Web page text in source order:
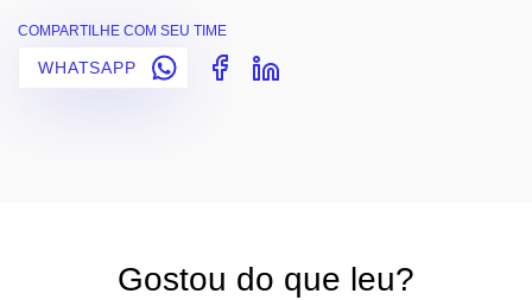
COMPARTILHE COM SEU TIME
WHATSAPP
Gostou do que leu?